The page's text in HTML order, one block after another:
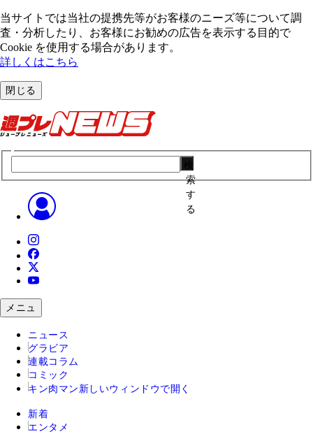
当サイトでは当社の提携先等がお客様のニーズ等について調
査・分析したり、お客様にお勧めの広告を表⽰する⽬的で
Cookie を使⽤する場合があります。
詳しくはこちら
閉じる
索
す
る
メニュ
ニュース
グラビア
連載コラム
コミック
キン肉マン 新しいウィンドウで開く
新着
エンタメ